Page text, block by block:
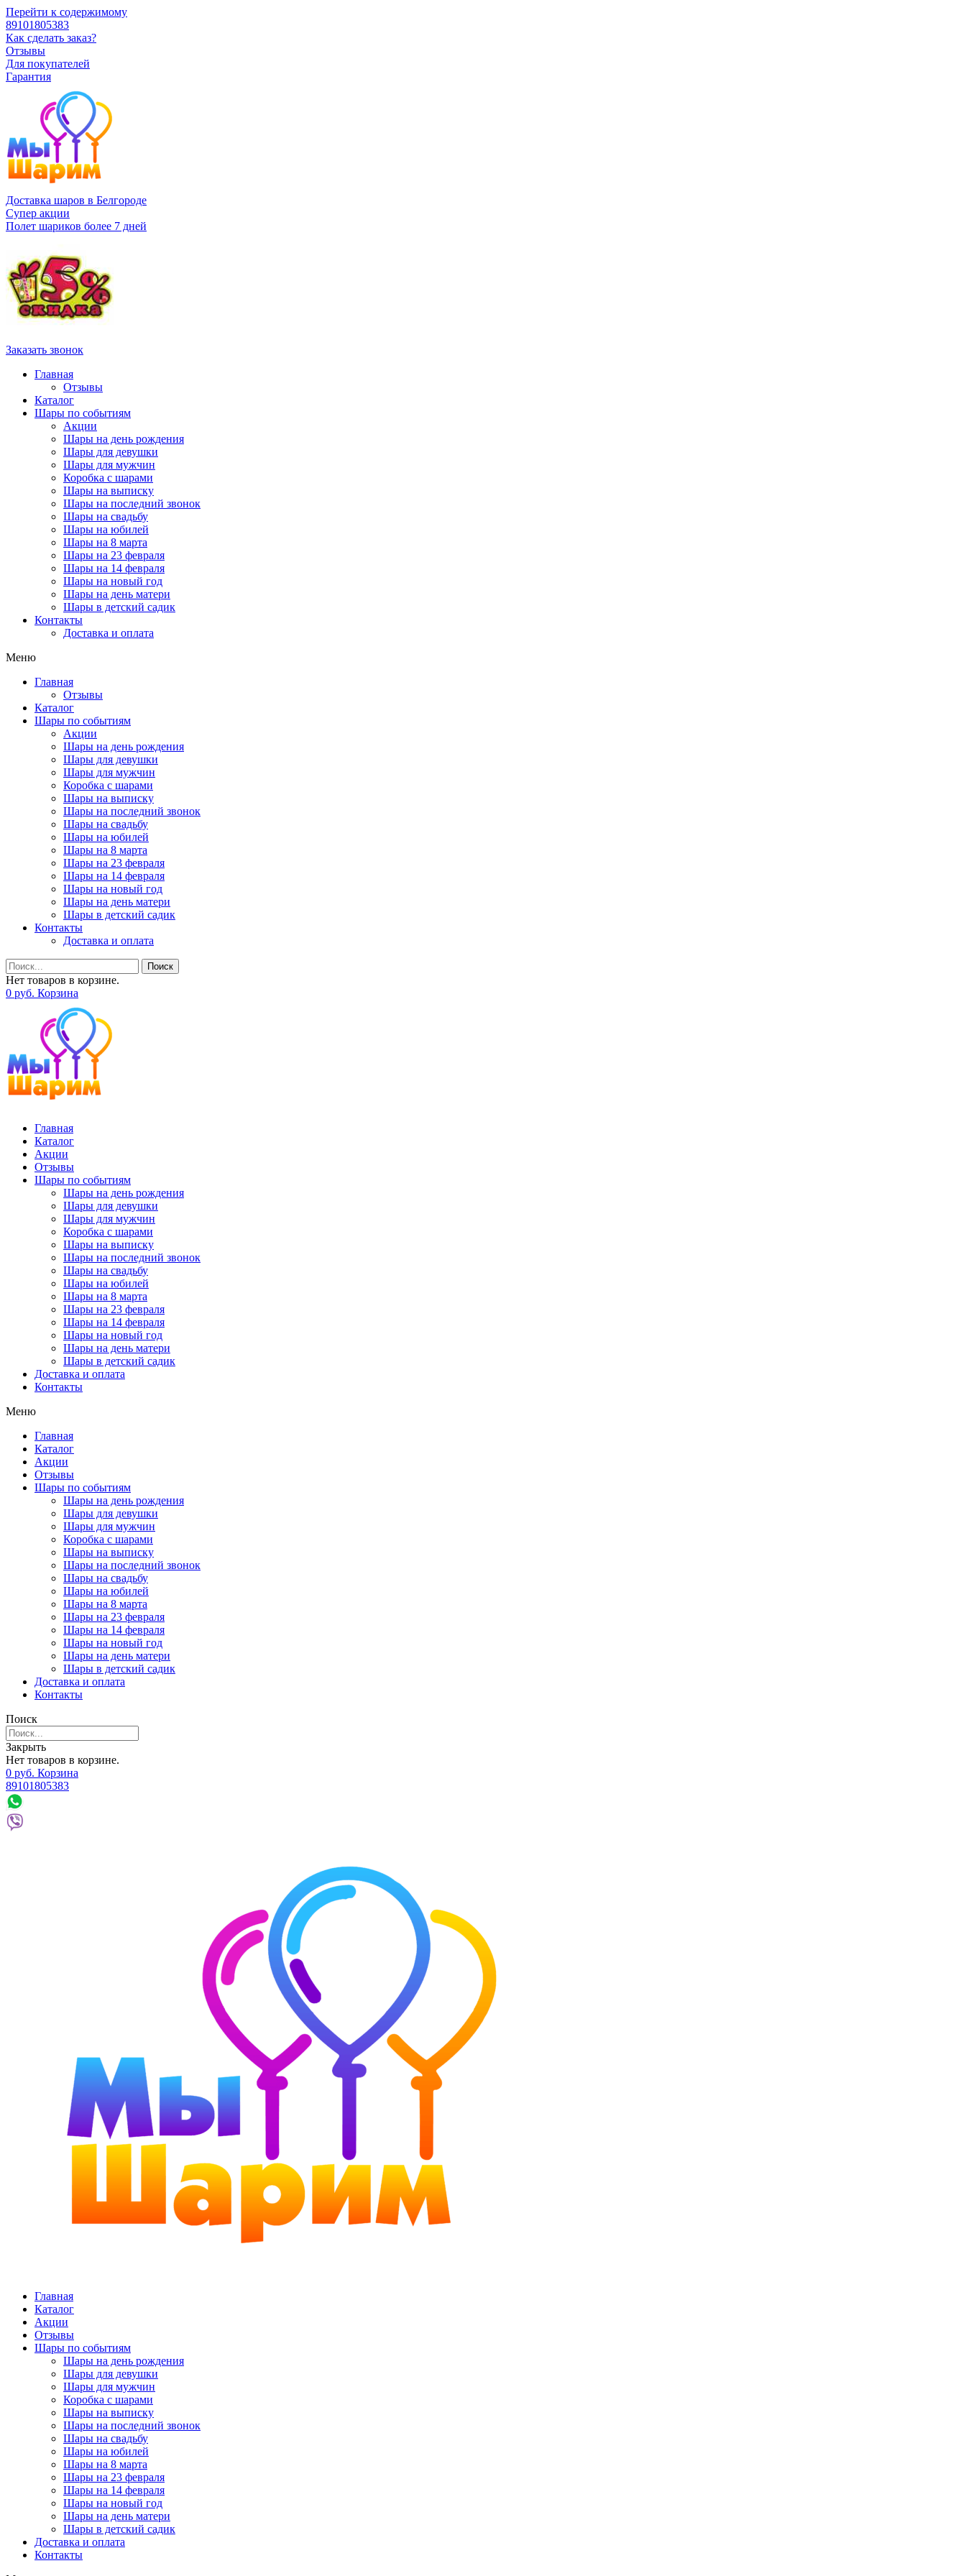
Перейти к содержимому
89101805383
Как сделать заказ?
Отзывы
Для покупателей
Гарантия
Доставка шаров в Белгороде
Супер акции
Полет шариков более 7 дней
Заказать звонок
Главная
Отзывы
Каталог
Шары по событиям
Акции
Шары на день рождения
Шары для девушки
Шары для мужчин
Коробка с шарами
Шары на выписку
Шары на последний звонок
Шары на свадьбу
Шары на юбилей
Шары на 8 марта
Шары на 23 февраля
Шары на 14 февраля
Шары на новый год
Шары на день матери
Шары в детский садик
Контакты
Доставка и оплата
Меню
Главная
Отзывы
Каталог
Шары по событиям
Акции
Шары на день рождения
Шары для девушки
Шары для мужчин
Коробка с шарами
Шары на выписку
Шары на последний звонок
Шары на свадьбу
Шары на юбилей
Шары на 8 марта
Шары на 23 февраля
Шары на 14 февраля
Шары на новый год
Шары на день матери
Шары в детский садик
Контакты
Доставка и оплата
Поиск
Нет товаров в корзине.
0 руб. Корзина
Главная
Каталог
Акции
Отзывы
Шары по событиям
Шары на день рождения
Шары для девушки
Шары для мужчин
Коробка с шарами
Шары на выписку
Шары на последний звонок
Шары на свадьбу
Шары на юбилей
Шары на 8 марта
Шары на 23 февраля
Шары на 14 февраля
Шары на новый год
Шары на день матери
Шары в детский садик
Доставка и оплата
Контакты
Меню
Главная
Каталог
Акции
Отзывы
Шары по событиям
Шары на день рождения
Шары для девушки
Шары для мужчин
Коробка с шарами
Шары на выписку
Шары на последний звонок
Шары на свадьбу
Шары на юбилей
Шары на 8 марта
Шары на 23 февраля
Шары на 14 февраля
Шары на новый год
Шары на день матери
Шары в детский садик
Доставка и оплата
Контакты
Поиск
Закрыть
Нет товаров в корзине.
0 руб. Корзина
89101805383
Главная
Каталог
Акции
Отзывы
Шары по событиям
Шары на день рождения
Шары для девушки
Шары для мужчин
Коробка с шарами
Шары на выписку
Шары на последний звонок
Шары на свадьбу
Шары на юбилей
Шары на 8 марта
Шары на 23 февраля
Шары на 14 февраля
Шары на новый год
Шары на день матери
Шары в детский садик
Доставка и оплата
Контакты